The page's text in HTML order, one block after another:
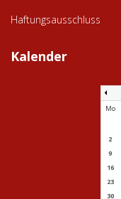
Haftungsausschluss
Kalender
Mo
2
9
16
23
30